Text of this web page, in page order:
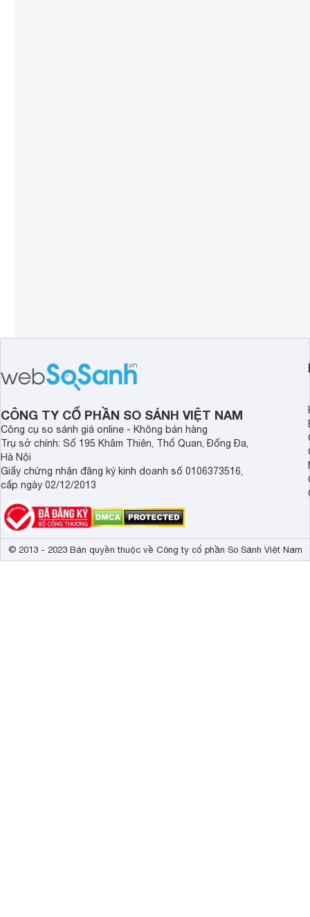
CÔNG TY CỔ PHẦN SO SÁNH VIỆT NAM
Công cụ so sánh giá online - Không bán hàng
Trụ sở chính: Số 195 Khâm Thiên, Thổ Quan, Đống Đa,
Hà Nội
Giấy chứng nhận đăng ký kinh doanh số 0106373516,
cấp ngày 02/12/2013
© 2013 - 2023 Bản quyền thuộc về Công ty cổ phần So Sánh Việt Nam